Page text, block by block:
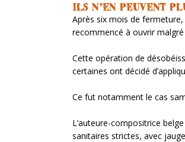
ILS N’EN PEUVENT
Après six mois de
recommencé à ouvrir
Cette opération de
certaines ont décidé
Ce fut notamment le cas
L’auteure-compositrice
sanitaires strictes, avec